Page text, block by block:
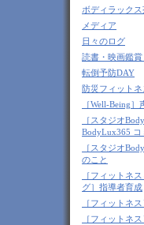
ボディラック
メディア
日々のログ
読書・映画鑑
転倒予防DAY
防災フィットネ
［Well-Being］
［スタジオ
BodyLux365 コ
［スタジオ
のこと
［フィットネ
グ］指導者育成
［フィットネ
［フィットネ